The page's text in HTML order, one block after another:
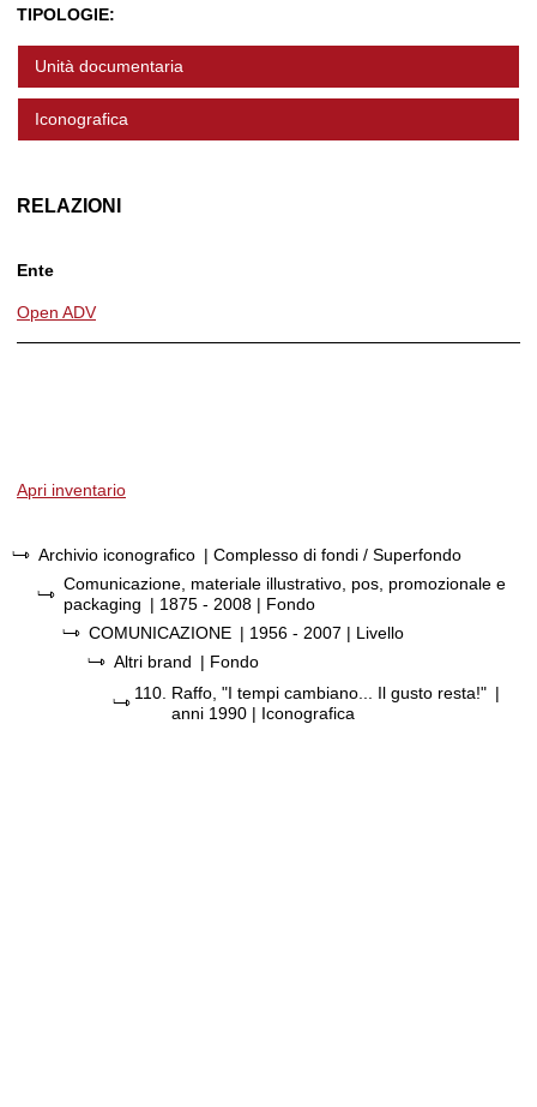
TIPOLOGIE:
Unità documentaria
Iconografica
RELAZIONI
Ente
Open ADV
Apri inventario
Archivio iconografico | Complesso di fondi / Superfondo
Comunicazione, materiale illustrativo, pos, promozionale e
packaging | 1875 - 2008 | Fondo
COMUNICAZIONE | 1956 - 2007 | Livello
Altri brand | Fondo
110. Raffo, "I tempi cambiano... Il gusto resta!" |
anni 1990 | Iconografica